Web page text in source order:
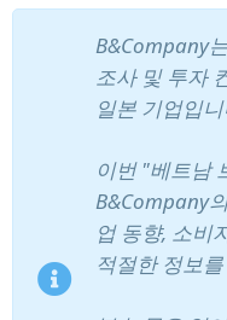
B&Company
조사 및 투자
일본 기업입
이번 "베트남
B&Company
업 동향, 소비
적절한 정보